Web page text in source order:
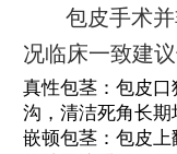
包皮手术
况临床一致建议
真性包茎：包皮
沟，清洁死角长期
嵌顿包茎：包皮上